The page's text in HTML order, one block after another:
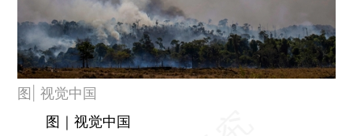
图| 视觉中国
图｜视觉中国